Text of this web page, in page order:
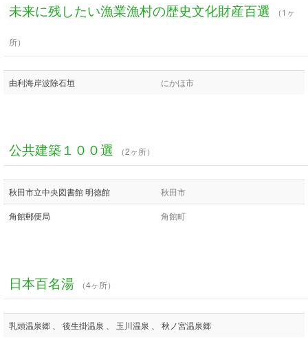
未来に残したい漁業漁村の歴史文化財産百選 （1ヶ
所）
由利海岸波除石垣 にかほ市
公共建築１００選 （2ヶ所）
秋田市立中央図書館 明徳館 秋田市
角館郵便局 角館町
日本百名湯 （4ヶ所）
乳頭温泉郷 、 後生掛温泉 、 玉川温泉 、 秋ノ宮温泉郷